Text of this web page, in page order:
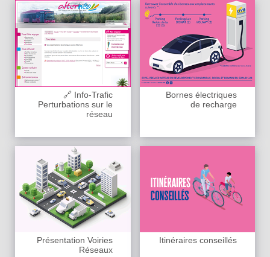
🔗 Info-Trafic
Perturbations sur le
réseau
Bornes électriques
de recharge
Présentation Voiries
Réseaux
Itinéraires conseillés